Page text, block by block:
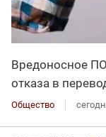
Вредоносное
отказа в
Общество